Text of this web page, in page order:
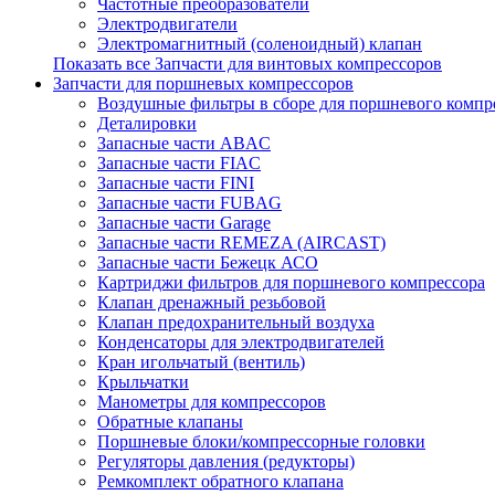
Частотные преобразователи
Электродвигатели
Электромагнитный (соленоидный) клапан
Показать все Запчасти для винтовых компрессоров
Запчасти для поршневых компрессоров
Воздушные фильтры в сборе для поршневого
Деталировки
Запасные части ABAC
Запасные части FIAC
Запасные части FINI
Запасные части FUBAG
Запасные части Garage
Запасные части REMEZA (AIRCAST)
Запасные части Бежецк АСО
Картриджи фильтров для поршневого компрессора
Клапан дренажный резьбовой
Клапан предохранительный воздуха
Конденсаторы для электродвигателей
Кран игольчатый (вентиль)
Крыльчатки
Манометры для компрессоров
Обратные клапаны
Поршневые блоки/компрессорные головки
Регуляторы давления (редукторы)
Ремкомплект обратного клапана